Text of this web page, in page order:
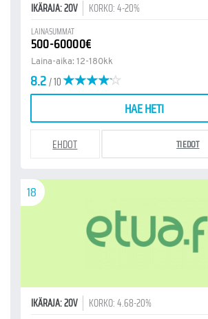
IKÄRAJA: 20V KORKO: 4-20%
LAINASUMMAT
500-60000€
Laina-aika: 12-180kk
8.2/ 10
HAE HETI
EHDOT TIEDOT
18
IKÄRAJA: 20V KORKO: 4.68-20%